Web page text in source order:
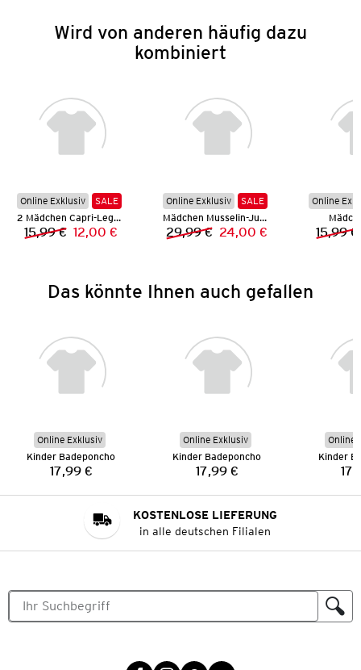
Wird von anderen häufig dazu
kombiniert
Online Exklusiv
SALE
2 Mädchen Capri-Leggings
Vorheriger Preis:
15,99 € Neuer Preis:
12,00 €
Online Exklusiv
SALE
Mädchen Musselin-Jumpsuit
Vorheriger Preis:
29,99 € Neuer Preis:
24,00 €
Online
15,99 €
Das könnte Ihnen auch gefallen
Online Exklusiv
Kinder Badeponcho
Preis:
17,99 €
Online Exklusiv
Kinder Badeponcho
Preis:
17,99 €
Online
Kinder
KOSTENLOSE LIEFERUNG
in alle deutschen Filialen